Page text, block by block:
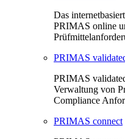
Das
PRIMAS online
PRIMAS
PRIMAS
Verwaltung von
Compliance
PRIMAS connect